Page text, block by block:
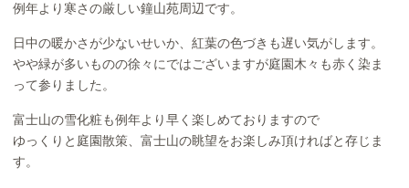
例年より寒さの厳しい鐘山苑周辺です。
日中の暖かさが少ないせいか、紅葉の色づきも遅い気がします。
やや緑が多いものの徐々にではございますが庭園木々も赤く染ま
って参りました。
富士山の雪化粧も例年より早く楽しめておりますので
ゆっくりと庭園散策、富士山の眺望をお楽しみ頂ければと存じま
す。